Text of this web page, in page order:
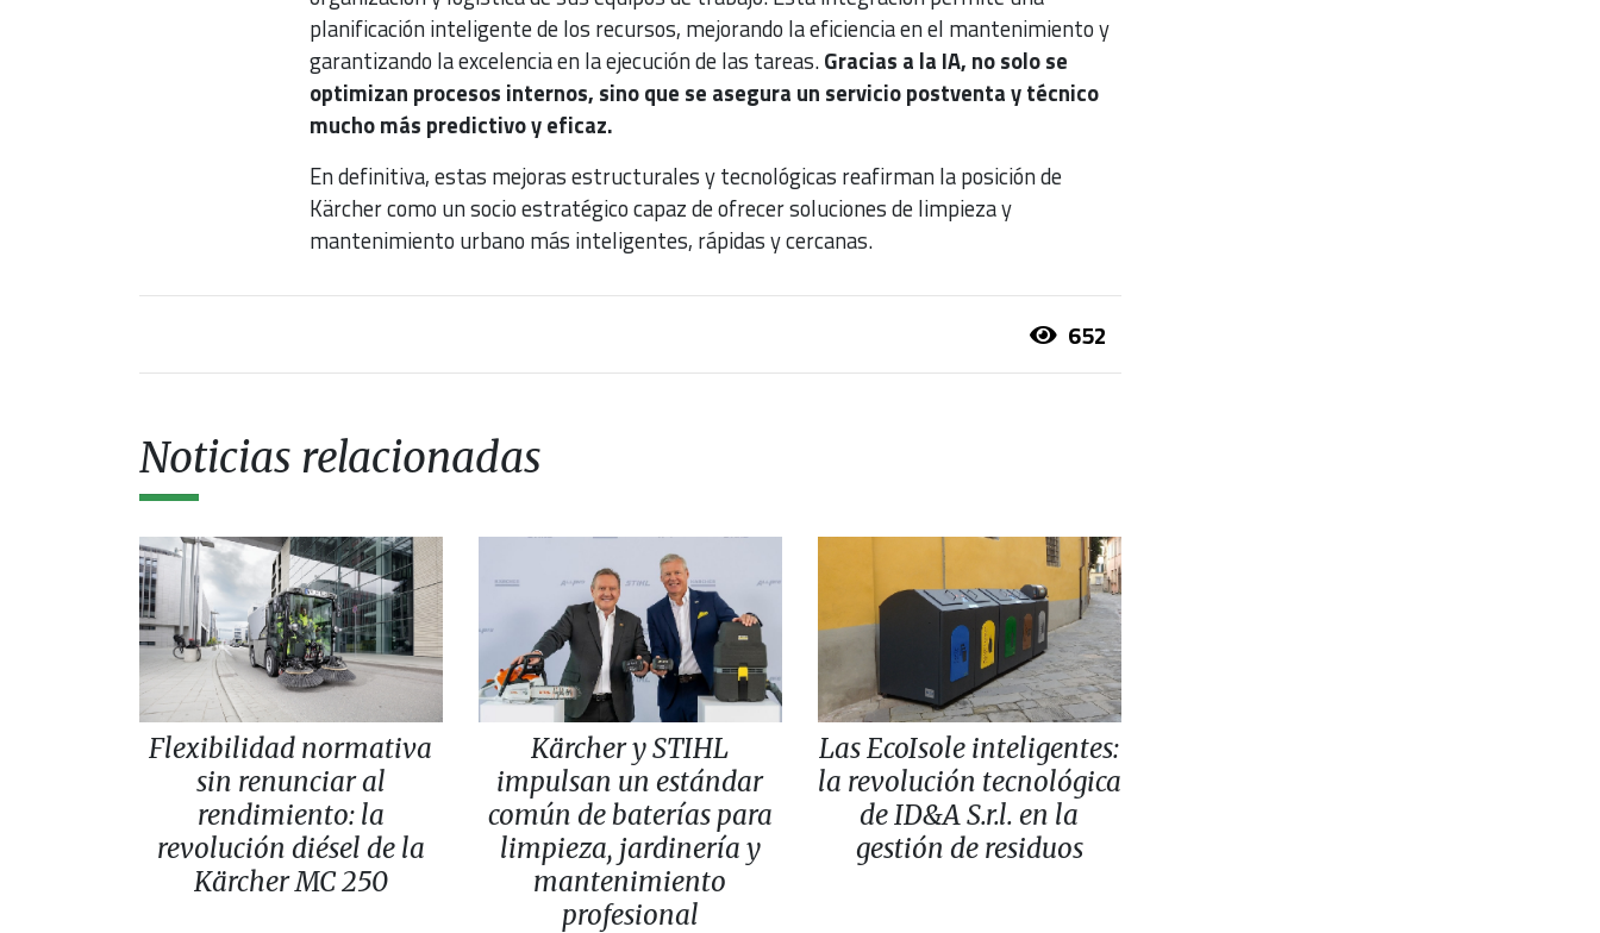
planificación inteligente de los recursos, mejorando la eficiencia en el mantenimiento y
garantizando la excelencia en la ejecución de las tareas.Gracias a la IA, no solo se
optimizan procesos internos, sino que se asegura un servicio postventa y técnico
mucho más predictivo y eficaz.
En definitiva, estas mejoras estructurales y tecnológicas reafirman la posición de
Kärcher como un socio estratégico capaz de ofrecer soluciones de limpieza y
mantenimiento urbano más inteligentes, rápidas y cercanas.
652
Noticias relacionadas
Flexibilidad normativa
sin renunciar al
rendimiento: la
revolución diésel de la
Kärcher MC 250
Kärcher y STIHL
impulsan un estándar
común de baterías para
limpieza, jardinería y
mantenimiento
profesional
Las EcoIsole inteligentes:
la revolución tecnológica
de ID&A S.r.l. en la
gestión de residuos